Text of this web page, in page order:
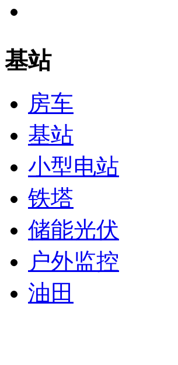
基站
房车
基站
小型电站
铁塔
储能光伏
户外监控
油田